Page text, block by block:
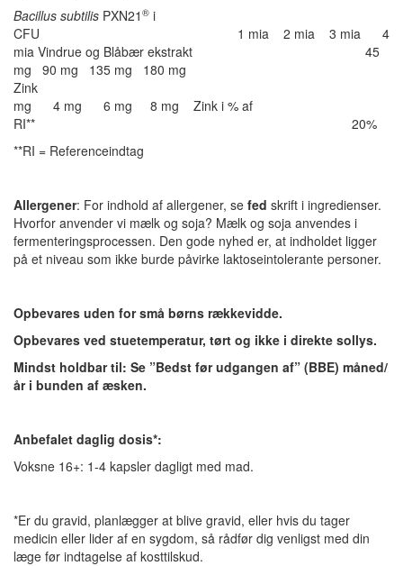
Bacillus subtilis PXN21 ® i
CFU 1 mia 2 mia 3 mia 4
mia Vindrue og Blåbær ekstrakt 45
mg 90 mg 135 mg 180 mg
mg 4 mg 6 mg 8 mg Zink i % af
RI** 20% 40%
**RI = Referenceindtag
Allergener: For indhold af allergener, se fed skrift i ingredienser.
Hvorfor anvender vi mælk og soja? Mælk og soja anvendes i
fermenteringsprocessen. Den gode nyhed er, at indholdet ligger
på et niveau som ikke burde påvirke laktoseintolerante personer.
Opbevares uden for små børns rækkevidde.
Opbevares ved stuetemperatur, tørt og ikke i direkte sollys.
Mindst holdbar til: Se ”Bedst før udgangen af” (BBE) måned/
år i bunden af æsken.
Anbefalet daglig dosis*:
Voksne 16+: 1-4 kapsler dagligt med mad.
*Er du gravid, planlægger at blive gravid, eller hvis du tager
medicin eller lider af en sygdom, så rådfør dig venligst med din
læge før indtagelse af kosttilskud.